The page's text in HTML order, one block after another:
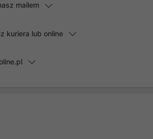
mailem
kuriera lub online